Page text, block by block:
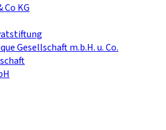
KG
Gesellschaft m.b.H. u. Co.